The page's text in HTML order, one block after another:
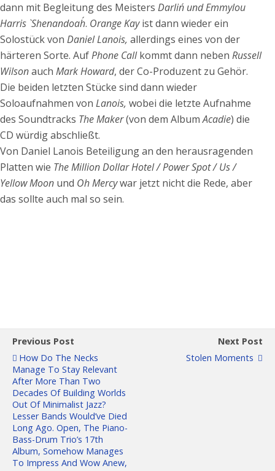
dann mit Begleitung des Meisters Darlin´ und Emmylou
Harris `Shenandoah´. Orange Kayist dann wieder ein
Solostück von Daniel Lanois, allerdings eines von der
härteren Sorte. AufPhone Callkommt dann neben Russell
Wilsonauch Mark Howard, der Co-Produzent zu Gehör.
Die beiden letzten Stücke sind dann wieder
Soloaufnahmen von Lanois, wobei die letzte Aufnahme
des Soundtracks The Maker(von dem AlbumAcadie) die
CD würdig abschließt.
Von Daniel Lanois Beteiligung an den herausragenden
Platten wie The Million Dollar Hotel / Power Spot / Us /
Yellow Moon und Oh Mercywar jetzt nicht die Rede, aber
das sollte auch mal so sein.
Previous Post
How Do The Necks
Manage To Stay Relevant
After More Than Two
Decades Of Building Worlds
Out Of Minimalist Jazz?
Lesser Bands Would’ve Died
Long Ago. Open, The Piano-
Bass-Drum Trio’s 17th
Album, Somehow Manages
To Impress And Wow Anew,
Next Post
Stolen Moments